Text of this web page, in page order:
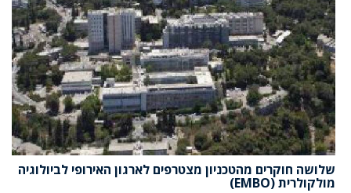
שלושה חוקרים מהטכניון מצטרפים לארגון האירופי לביולוגיה
מולקולרית (EMBO)